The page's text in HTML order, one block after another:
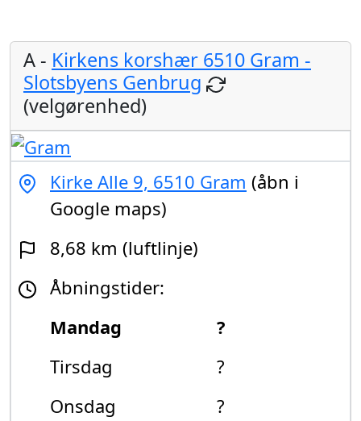
A - Kirkens korshær 6510 Gram -
Slotsbyens Genbrug
(velgørenhed)
Kirke Alle 9, 6510 Gram (åbn i
Google maps)
8,68 km (luftlinje)
Åbningstider:
Mandag
?
Tirsdag
?
Onsdag
?